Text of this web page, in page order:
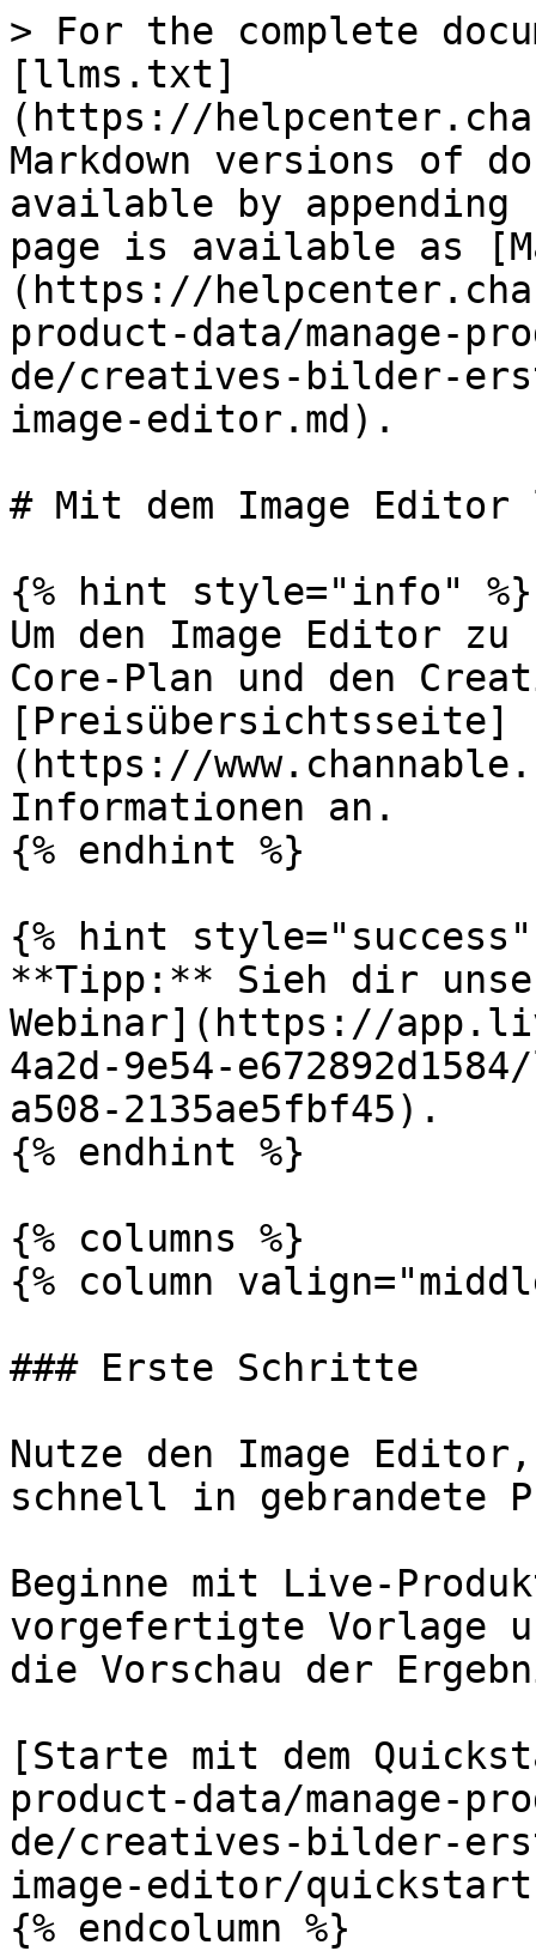
> For the complete
[llms.txt]
(https://
Markdown versions of
available by
page is available as
(https://
product-data/manage-
de/creatives-bilder-
image-editor.md).
# Mit dem Image Editor
{% hint style="info" %}
Um den Image Editor
Core-Plan und den
[Preisübersichtsseite]
(https://
Informationen an.
{% endhint %}
{% hint style="success"
**Tipp:** Sieh dir
Webinar](https://
4a2d-9e54-
a508-2135ae5fbf45).
{% endhint %}
{% columns %}
{% column
### Erste Schritte
Nutze den Image Editor,
schnell in gebrandete
Beginne mit Live-
vorgefertigte Vorlage
die Vorschau der
[Starte mit dem
product-data/manage-
de/creatives-bilder-
image-editor/
{% endcolumn %}